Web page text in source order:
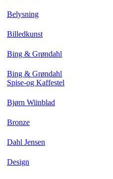
Belysning
Billedkunst
Bing & Grøndahl
Bing & Grøndahl
Spise-og Kaffestel
Bjørn Wiinblad
Bronze
Dahl Jensen
Design